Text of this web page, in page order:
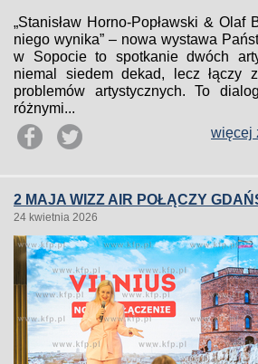
„Stanisław Horno-Popławski & Olaf
niego wynika” – nowa wystawa
w Sopocie to spotkanie dwóch
niemal siedem dekad, lecz łączy
problemów artystycznych. To
różnymi...
więcej
2 MAJA WIZZ AIR POŁĄCZY
24 kwietnia 2026